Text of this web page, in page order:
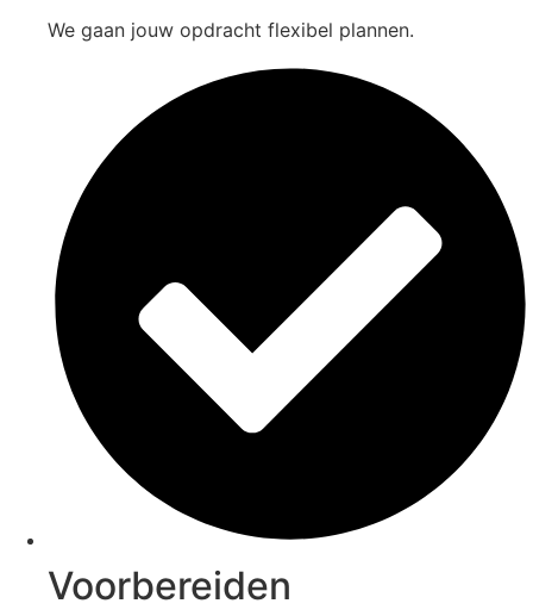
We gaan jouw opdracht flexibel plannen.
Voorbereiden